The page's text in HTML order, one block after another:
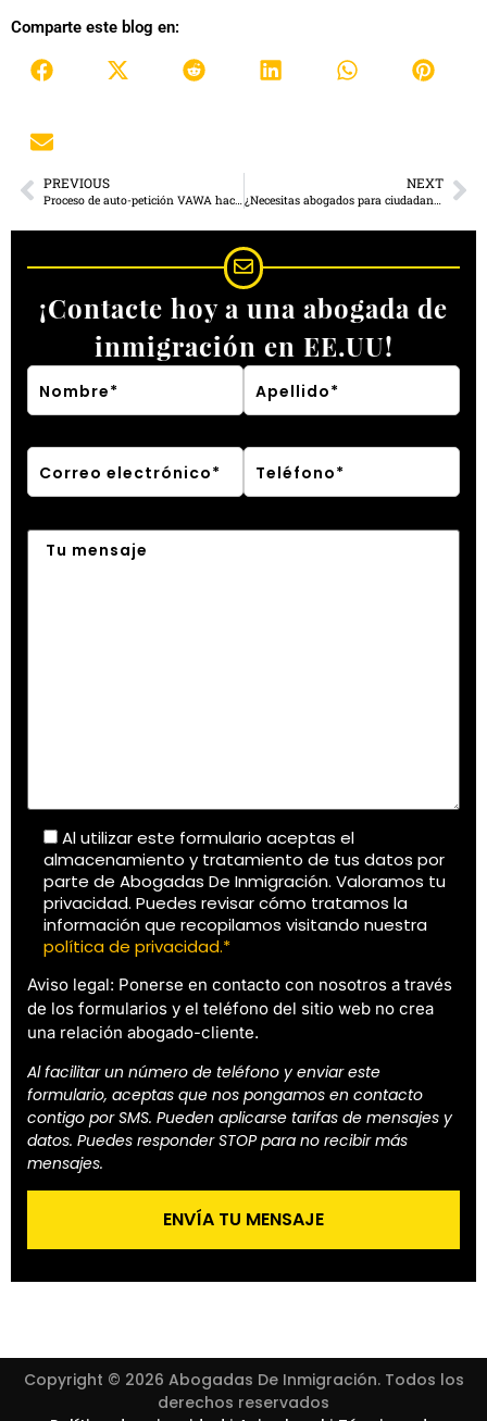
Comparte este blog en:
PREVIOUS NEXT
¡Contacte hoy a una abogada de
inmigración en EE.UU!
Al utilizar este formulario aceptas el
almacenamiento y tratamiento de tus datos por
parte de Abogadas De Inmigración. Valoramos tu
privacidad. Puedes revisar cómo tratamos la
información que recopilamos visitando nuestra
política de privacidad.*
Aviso legal: Ponerse en contacto con nosotros a través
de los formularios y el teléfono del sitio web no crea
una relación abogado-cliente.
Al facilitar un número de teléfono y enviar este
formulario, aceptas que nos pongamos en contacto
contigo por SMS. Pueden aplicarse tarifas de mensajes y
datos. Puedes responder STOP para no recibir más
mensajes.
Copyright © 2026 Abogadas De Inmigración. Todos los
derechos reservados